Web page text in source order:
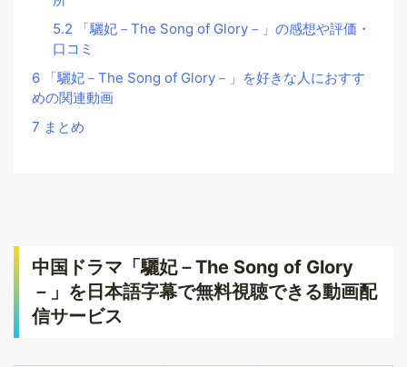
5.2 「驪妃－The Song of Glory－」の感想や評価・
口コミ
6 「驪妃－The Song of Glory－」を好きな人におすす
めの関連動画
7 まとめ
中国ドラマ「驪妃－The Song of Glory
－」を日本語字幕で無料視聴できる動画配
信サービス